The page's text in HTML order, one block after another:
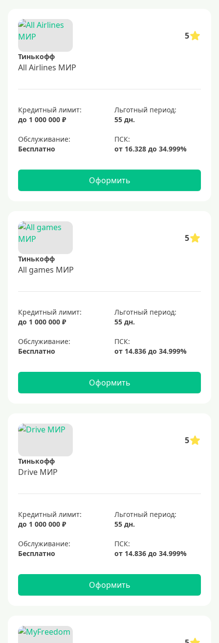
5
Тинькофф
All Airlines МИР
Кредитный лимит:
до 1 000 000 ₽
Льготный период:
55 дн.
Обслуживание:
Бесплатно
Оформить
5
Тинькофф
All games МИР
Кредитный лимит:
до 1 000 000 ₽
Льготный период:
55 дн.
Обслуживание:
Бесплатно
Оформить
5
Тинькофф
Drive МИР
Кредитный лимит:
до 1 000 000 ₽
Льготный период:
55 дн.
Обслуживание:
Бесплатно
Оформить